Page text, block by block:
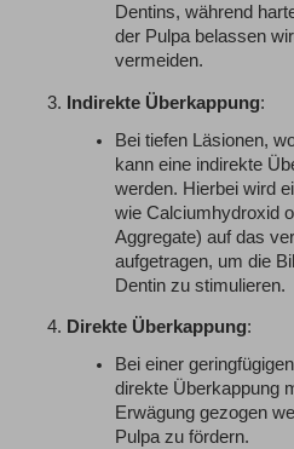
Dentins, während
der Pulpa belassen
vermeiden.
Indirekte Überkappung:
Bei tiefen Läsionen,
kann eine indirekte
werden. Hierbei wird
wie Calciumhydroxid
Aggregate) auf das
aufgetragen, um die
Dentin zu stimulieren.
Direkte Überkappung:
Bei einer
direkte Überkappung
Erwägung gezogen
Pulpa zu fördern.